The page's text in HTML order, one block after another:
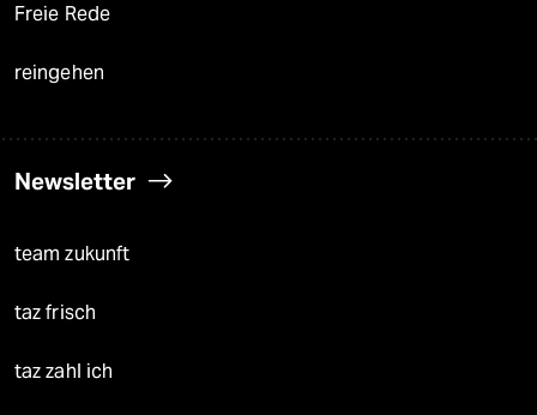
Freie Rede
reingehen
Newsletter
team zukunft
taz frisch
taz zahl ich